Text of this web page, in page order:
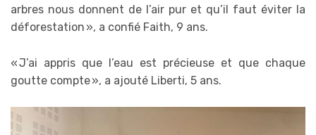
arbres nous donnent de l’air pur et qu’il faut éviter la
déforestation », a confié Faith, 9 ans.
« J’ai appris que l’eau est précieuse et que chaque
goutte compte », a ajouté Liberti, 5 ans.